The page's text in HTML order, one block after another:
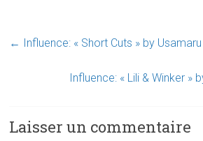
← Influence: « Short Cuts » by
Influence: « Lili & Winker »
Laisser un commentaire